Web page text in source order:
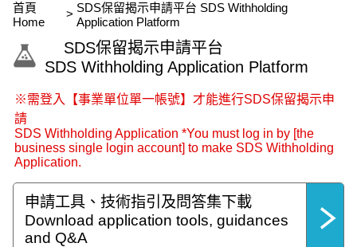
SDS保留揭示申請平台
SDS Withholding Application Platform
首頁
Home
SDS保留揭示申請平台 SDS Withholding
Application Platform
※需登入【事業單位單一帳號】才能進行SDS保留揭示申
請
SDS Withholding Application *You must log in by [the
business single login account] to make SDS Withholding
Application.
申請工具、技術指引及問答集下載
Download application tools, guidances
and Q&A